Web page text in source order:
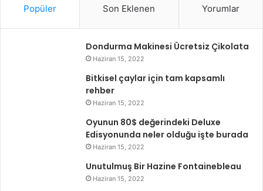
Popüler Son Eklenen Yorumlar
Dondurma Makinesi Ücretsiz Çikolata
Haziran 15, 2022
Bitkisel çaylar için tam kapsamlı
rehber
Haziran 15, 2022
Oyunun 80$ değerindeki Deluxe
Edisyonunda neler olduğu işte burada
Haziran 15, 2022
Unutulmuş Bir Hazine Fontainebleau
Haziran 15, 2022